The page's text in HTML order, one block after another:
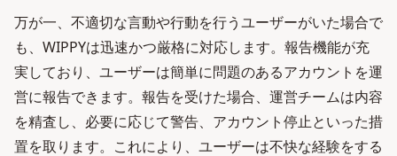
万が一、不適切な言動や行動を行うユーザーがいた場合で
も、WIPPYは迅速かつ厳格に対応します。報告機能が充
実しており、ユーザーは簡単に問題のあるアカウントを運
営に報告できます。報告を受けた場合、運営チームは内容
を精査し、必要に応じて警告、アカウント停止といった措
置を取ります。これにより、ユーザーは不快な経験をする